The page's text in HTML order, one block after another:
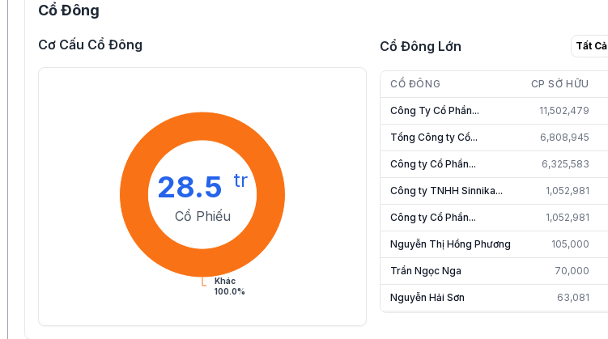
Cổ Đông
Cơ Cấu Cổ Đông
Khác
100.0%
28.5 tr
Cổ Phiếu
Cổ Đông Lớn Tất Cả
CỔ ĐÔNG CP SỞ HỮU
Công Ty Cổ Phần... 11,502,479
Tổng Công ty Cổ... 6,808,945
Công ty Cổ Phần... 6,325,583
Công ty TNHH Sinnika... 1,052,981
Công ty Cổ Phần... 1,052,981
Nguyễn Thị Hồng Phương 105,000
Trần Ngọc Nga 70,000
Nguyễn Hải Sơn 63,081